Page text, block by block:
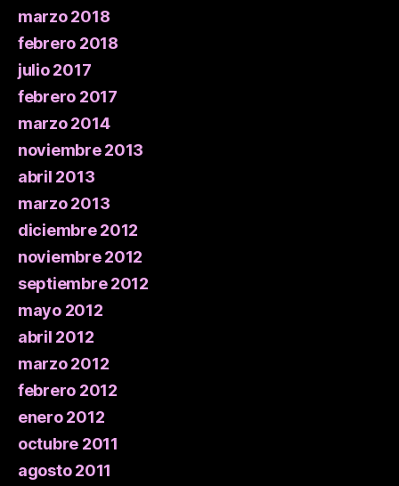
marzo 2018
febrero 2018
julio 2017
febrero 2017
marzo 2014
noviembre 2013
abril 2013
marzo 2013
diciembre 2012
noviembre 2012
septiembre 2012
mayo 2012
abril 2012
marzo 2012
febrero 2012
enero 2012
octubre 2011
agosto 2011